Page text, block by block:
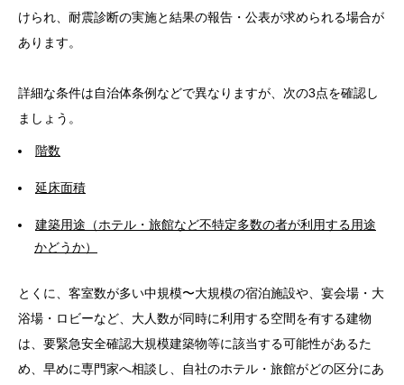
けられ、耐震診断の実施と結果の報告・公表が求められる場合が
あります。
詳細な条件は自治体条例などで異なりますが、次の3点を確認し
ましょう。
階数
延床面積
建築用途（ホテル・旅館など不特定多数の者が利用する用途
かどうか）
とくに、客室数が多い中規模〜大規模の宿泊施設や、宴会場・大
浴場・ロビーなど、大人数が同時に利用する空間を有する建物
は、要緊急安全確認大規模建築物等に該当する可能性があるた
め、早めに専門家へ相談し、自社のホテル・旅館がどの区分にあ